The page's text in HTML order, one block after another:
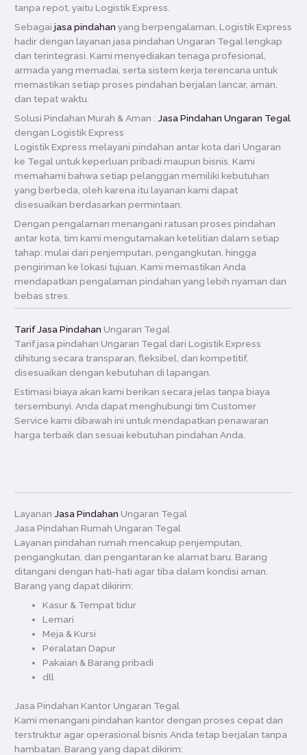
tanpa repot, yaitu Logistik Express.
Sebagaijasa pindahan yang berpengalaman, Logistik Express
hadir dengan layanan jasa pindahan Ungaran Tegal lengkap
dan terintegrasi. Kami menyediakan tenaga profesional,
armada yang memadai, serta sistem kerja terencana untuk
memastikan setiap proses pindahan berjalan lancar, aman,
dan tepat waktu.
Solusi Pindahan Murah & Aman : Jasa Pindahan Ungaran Tegal
dengan Logistik Express
Logistik Express melayani pindahan antar kota dari Ungaran
ke Tegal untuk keperluan pribadi maupun bisnis. Kami
memahami bahwa setiap pelanggan memiliki kebutuhan
yang berbeda, oleh karena itu layanan kami dapat
disesuaikan berdasarkan permintaan.
Dengan pengalaman menangani ratusan proses pindahan
antar kota, tim kami mengutamakan ketelitian dalam setiap
tahap: mulai dari penjemputan, pengangkutan, hingga
pengiriman ke lokasi tujuan. Kami memastikan Anda
mendapatkan pengalaman pindahan yang lebih nyaman dan
bebas stres.
Tarif Jasa Pindahan Ungaran Tegal
Tarif jasa pindahan Ungaran Tegal dari Logistik Express
dihitung secara transparan, fleksibel, dan kompetitif,
disesuaikan dengan kebutuhan di lapangan.
Estimasi biaya akan kami berikan secara jelas tanpa biaya
tersembunyi. Anda dapat menghubungi tim Customer
Service kami dibawah ini untuk mendapatkan penawaran
harga terbaik dan sesuai kebutuhan pindahan Anda.
LayananJasa Pindahan Ungaran Tegal
Jasa Pindahan Rumah Ungaran Tegal
Layanan pindahan rumah mencakup penjemputan,
pengangkutan, dan pengantaran ke alamat baru. Barang
ditangani dengan hati-hati agar tiba dalam kondisi aman.
Barang yang dapat dikirim:
Kasur & Tempat tidur
Lemari
Meja & Kursi
Peralatan Dapur
Pakaian & Barang pribadi
dll
Jasa Pindahan Kantor Ungaran Tegal
Kami menangani pindahan kantor dengan proses cepat dan
terstruktur agar operasional bisnis Anda tetap berjalan tanpa
hambatan. Barang yang dapat dikirim: